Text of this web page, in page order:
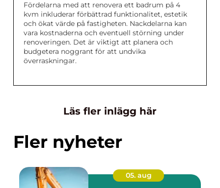
Fördelarna med att renovera ett badrum på 4
kvm inkluderar förbättrad funktionalitet, estetik
och ökat värde på fastigheten. Nackdelarna kan
vara kostnaderna och eventuell störning under
renoveringen. Det är viktigt att planera och
budgetera noggrant för att undvika
överraskningar.
Läs fler inlägg här
Fler nyheter
05. aug